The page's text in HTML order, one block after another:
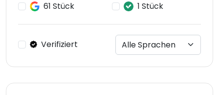
61 Stück
1 Stück
Verifiziert